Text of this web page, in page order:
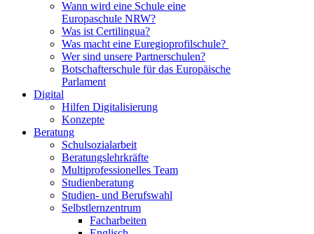
Wann wird eine Schule eine
Europaschule NRW?
Was ist Certilingua?
Was macht eine Euregioprofilschule?
Wer sind unsere Partnerschulen?
Botschafterschule für das Europäische
Parlament
Digital
Hilfen Digitalisierung
Konzepte
Beratung
Schulsozialarbeit
Beratungslehrkräfte
Multiprofessionelles Team
Studienberatung
Studien- und Berufswahl
Selbstlernzentrum
Facharbeiten